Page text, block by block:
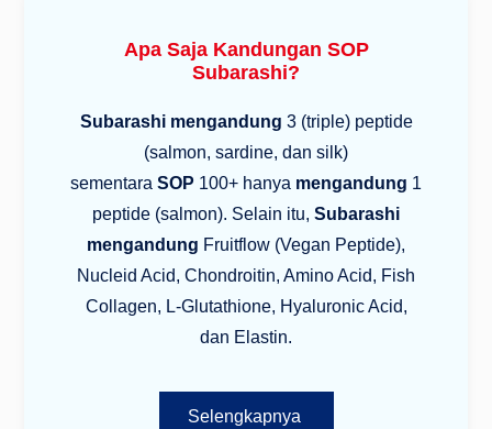
Apa Saja Kandungan SOP
Subarashi?
Subarashi mengandung 3 (triple) peptide
(salmon, sardine, dan silk)
sementara SOP 100+ hanya mengandung 1
peptide (salmon). Selain itu, Subarashi
mengandung Fruitflow (Vegan Peptide),
Nucleid Acid, Chondroitin, Amino Acid, Fish
Collagen, L-Glutathione, Hyaluronic Acid,
dan Elastin.
Selengkapnya